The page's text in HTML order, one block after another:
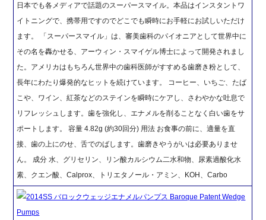
日本でも各メディアで話題のスーパースマイル。本品はインスタントワ
イトニングで、携帯用ですのでどこでも瞬時にお手軽にお試しいただけ
ます。 「スーパースマイル」は、審美歯科のパイオニアとして世界中に
その名を轟かせる、アーウィン・スマイゲル博士によって開発されまし
た。アメリカはもちろん世界中の歯科医師がすすめる歯磨き粉として、
長年にわたり爆発的なヒットを続けています。 コーヒー、いちご、たば
こや、ワイン、紅茶などのステインを瞬時にケアし、さわやかな吐息で
リフレッシュします。歯を強化し、エナメルを削ることなく白い歯をサ
ポートします。 容量 4.82g (約30回分) 用法 お食事の前に、適量を直
接、歯の上にのせ、舌でのばします。歯磨きやうがいは必要ありませ
ん。 成分 水、グリセリン、リン酸カルシウム二水和物、尿素過酸化水
素、クエン酸、Calprox、トリエタノール・アミン、KOH、Carbo
2014SS バロックウェッジエナメルパンプス Baroque Patent Wedge
Pumps